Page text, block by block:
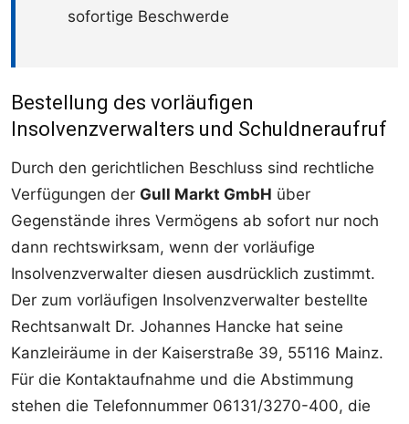
sofortige Beschwerde
Bestellung des vorläufigen
Insolvenzverwalters und Schuldneraufruf
Durch den gerichtlichen Beschluss sind rechtliche
Verfügungen der Gull Markt GmbH über
Gegenstände ihres Vermögens ab sofort nur noch
dann rechtswirksam, wenn der vorläufige
Insolvenzverwalter diesen ausdrücklich zustimmt.
Der zum vorläufigen Insolvenzverwalter bestellte
Rechtsanwalt Dr. Johannes Hancke hat seine
Kanzleiräume in der Kaiserstraße 39, 55116 Mainz.
Für die Kontaktaufnahme und die Abstimmung
stehen die Telefonnummer 06131/3270-400, die